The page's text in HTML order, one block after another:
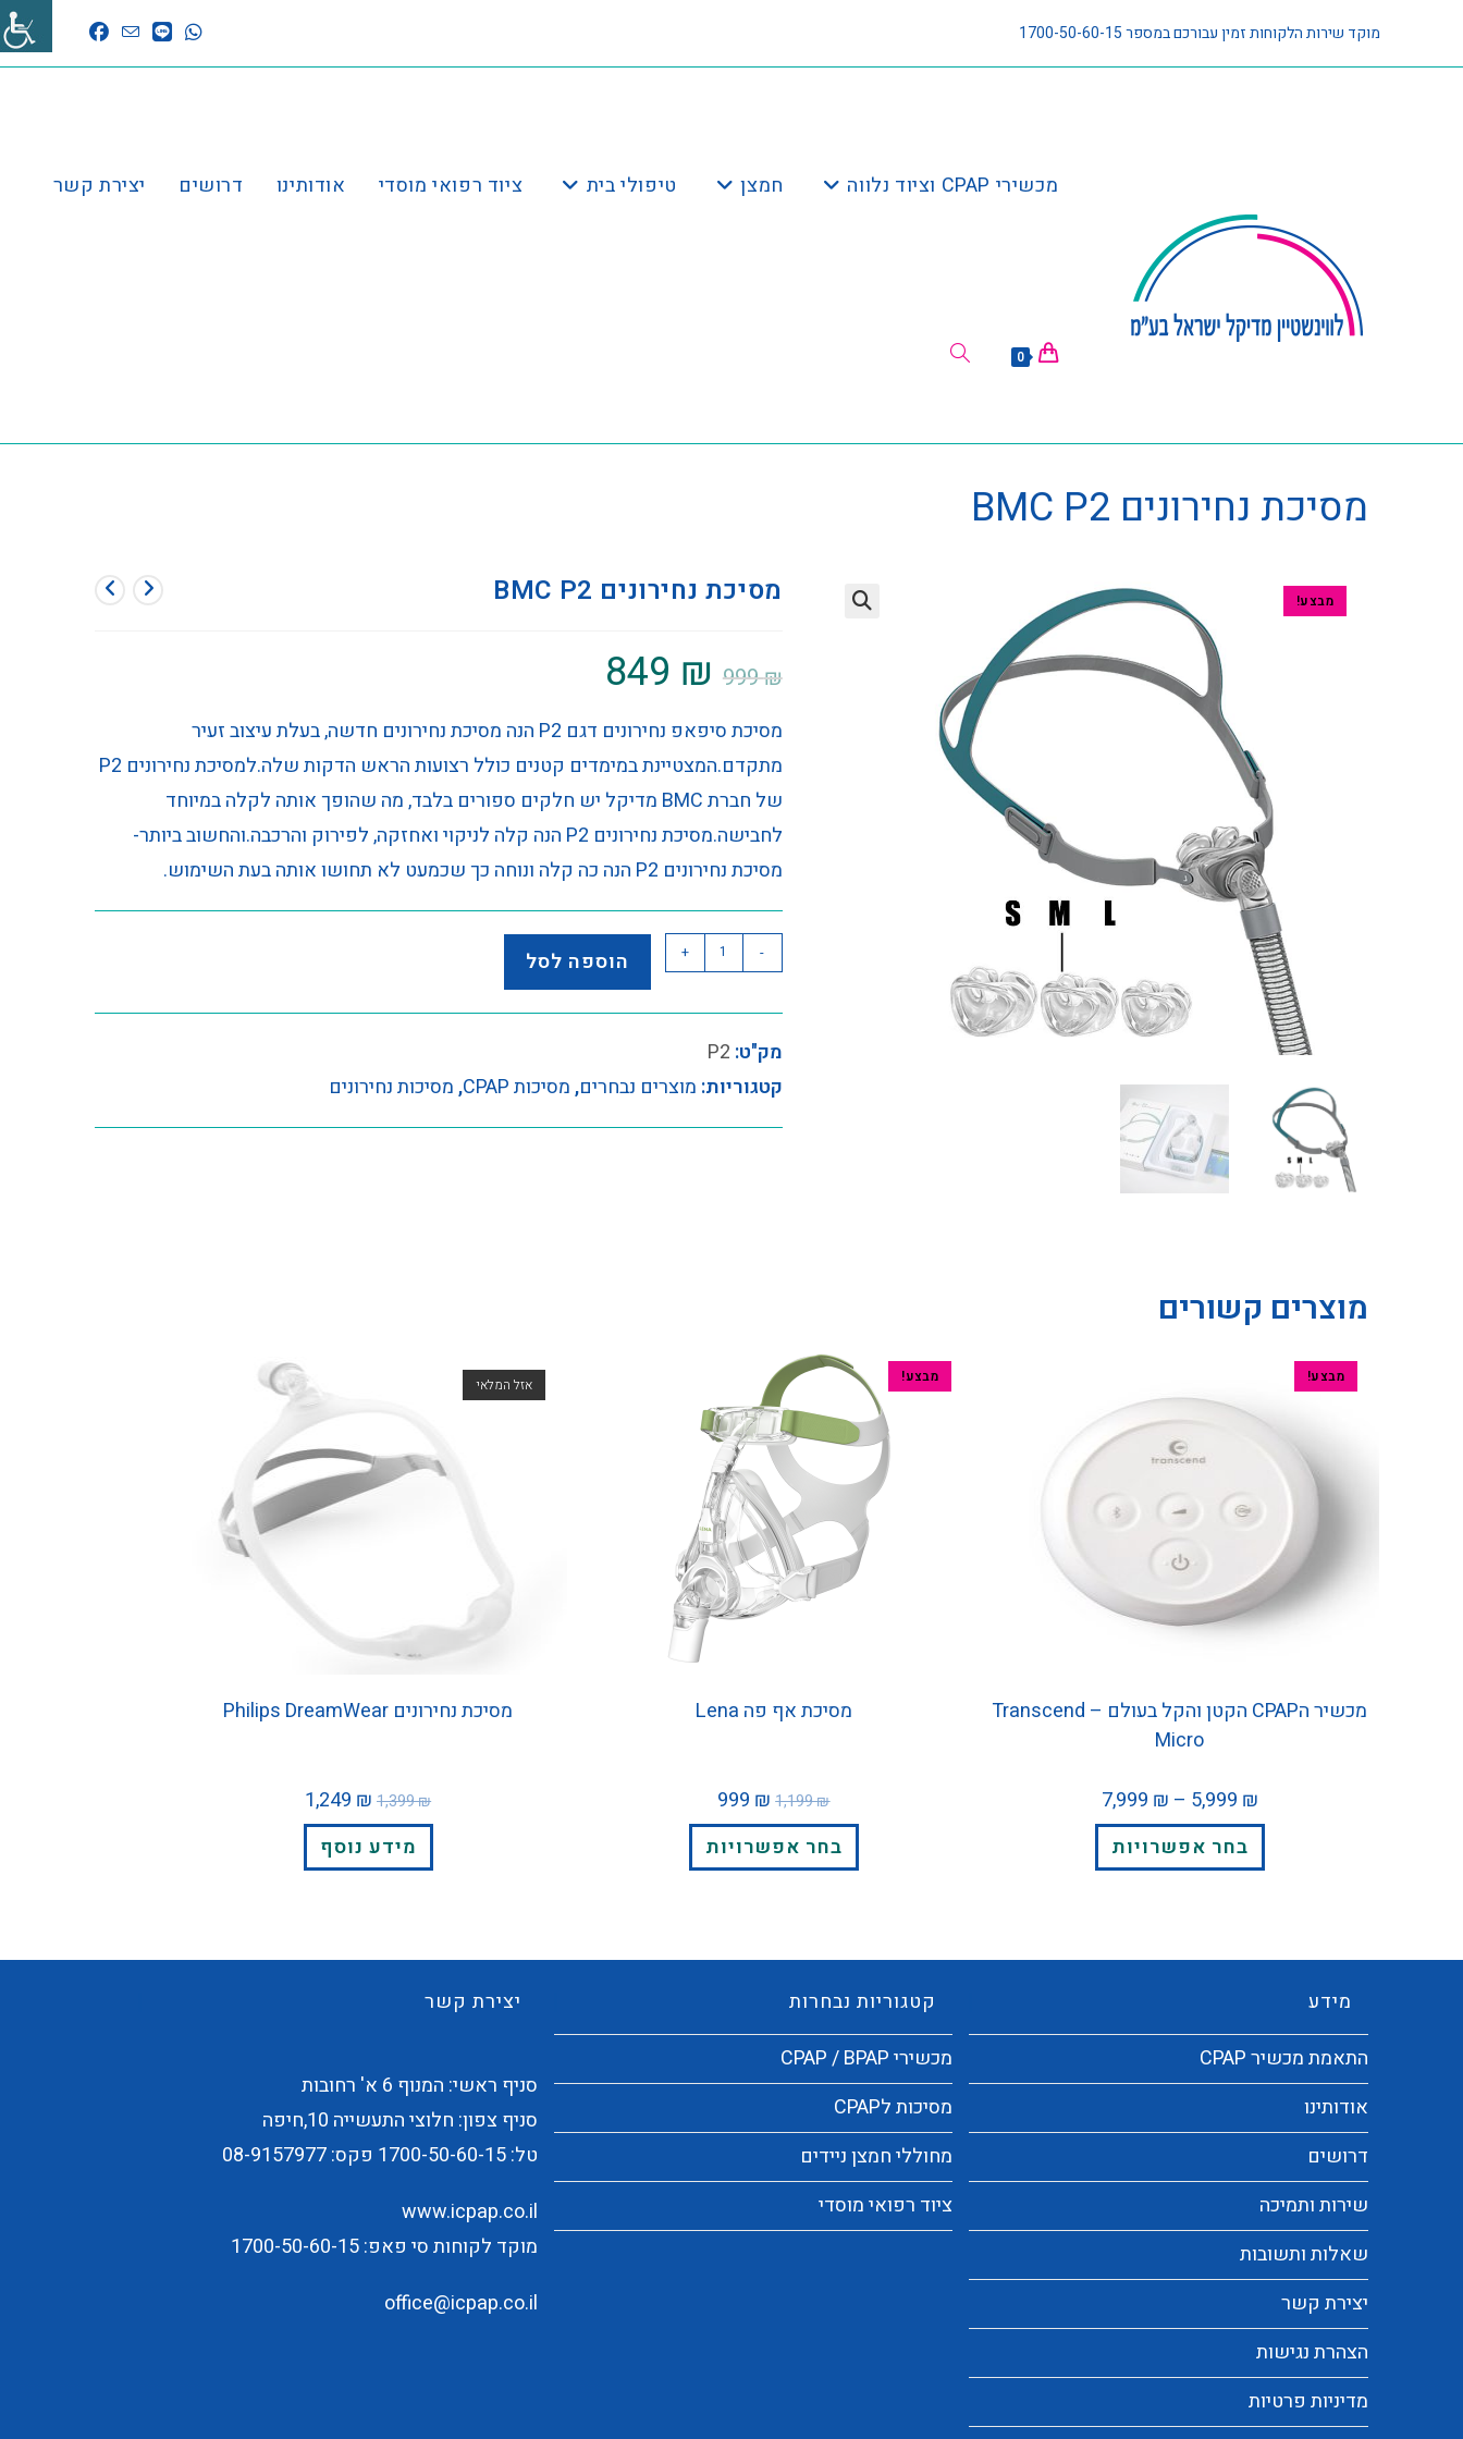
מוקד שירות הלקוחות זמין עבורכם במספר 1700-50-60-15
מכשירי CPAP וציוד נלווה חמצן טיפולי בית ציוד רפואי מוסדי אודותינו דרושים יצירת קשר
0
מסיכת נחירונים BMC P2
מבצע! מסיכת נחירונים BMC P2
999₪
849 ₪
מסיכת סיפאפ נחירונים דגם P2 הנה מסיכת נחירונים חדשה, בעלת עיצוב זעיר
מתקדם.המצטיינת במימדים קטנים כולל רצועות הראש הדקות שלה.למסיכת נחירונים P2
של חברת BMC מדיקל יש חלקים ספורים בלבד, מה שהופך אותה לקלה במיוחד
לחבישה.מסיכת נחירונים P2 הנה קלה לניקוי ואחזקה, לפירוק והרכבה.והחשוב ביותר-
מסיכת נחירונים P2 הנה כה קלה ונוחה כך שכמעט לא תחושו אותה בעת השימוש.
-
+ הוספה לסל
מק"ט: P2
קטגוריות: מוצרים נבחרים,מסיכות CPAP ,מסיכות נחירונים
מוצרים קשורים
מבצע!
מכשיר הCPAP הקטן והקל בעולם – Transcend
Micro
5,999 ₪
–
7,999 ₪
בחר אפשרויות
מבצע!
מסיכת אף פה Lena
1,199₪
999 ₪
בחר אפשרויות
אזל המלאי
מסיכת נחירונים Philips DreamWear
1,399₪
1,249 ₪
מידע נוסף
מידע
התאמת מכשיר CPAP
אודותינו
דרושים
שירות ותמיכה
שאלות ותשובות
יצירת קשר
הצהרת נגישות
מדיניות פרטיות
קטגוריות נבחרות
מכשירי CPAP / BPAP
מסיכות לCPAP
מחוללי חמצן ניידים
ציוד רפואי מוסדי
יצירת קשר
סניף ראשי: המנוף 6 א' רחובות
סניף צפון: חלוצי התעשייה 10,חיפה
טל:1700-50-60-15 פקס: 08-9157977
www.icpap.co.il
מוקד לקוחות סי פאפ: 1700-50-60-15
office@icpap.co.il